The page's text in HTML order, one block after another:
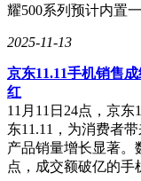
耀500系列预计内置
2025-11-13
京东11.11手机销售
红
11月11日24点，京
东11.11，为消费者
产品销量增长显著。
点，成交额破亿的